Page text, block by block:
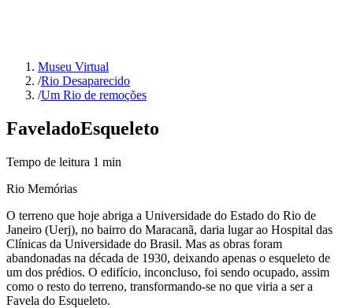
Museu Virtual
/Rio Desaparecido
/Um Rio de remoções
FaveladoEsqueleto
Tempo de leitura 1 min
Rio Memórias
O terreno que hoje abriga a Universidade do Estado do Rio de
Janeiro (Uerj), no bairro do Maracanã, daria lugar ao Hospital das
Clínicas da Universidade do Brasil. Mas as obras foram
abandonadas na década de 1930, deixando apenas o esqueleto de
um dos prédios. O edifício, inconcluso, foi sendo ocupado, assim
como o resto do terreno, transformando-se no que viria a ser a
Favela do Esqueleto.